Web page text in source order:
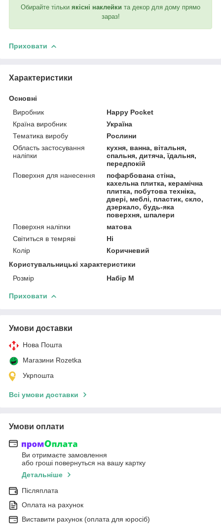
Обирайте тільки якісні наклейки та декор для дому прямо
зараз!
Приховати
Характеристики
Основні
Виробник
Happy Pocket
Країна виробник
Україна
Тематика виробу
Рослини
Область застосування
наліпки
кухня, ванна, вітальня,
спальня, дитяча, їдальня,
передпокій
Поверхня для нанесення
пофарбована стіна,
кахельна плитка, керамічна
плитка, побутова техніка,
двері, меблі, пластик, скло,
дзеркало, будь-яка
поверхня, шпалери
Поверхня наліпки
матова
Світиться в темряві
Ні
Колір
Коричневий
Користувальницькі характеристики
Розмір
Набір М
Приховати
Умови доставки
Нова Пошта
Магазини Rozetka
Укрпошта
Всі умови доставки
Умови оплати
Ви отримаєте замовлення
або гроші повернуться на вашу картку
Детальніше
Післяплата
Оплата на рахунок
Виставити рахунок (оплата для юросіб)